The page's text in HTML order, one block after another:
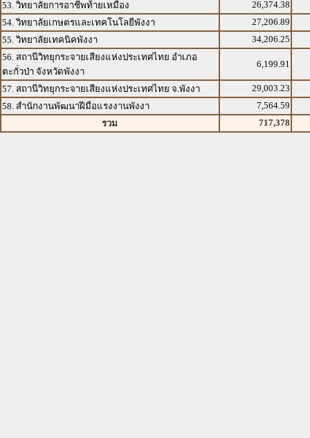
53. วิทยาลัยการอาชีพท้ายเหมือง
26,374.38
54. วิทยาลัยเกษตรและเทคโนโลยีพังงา
27,206.89
55. วิทยาลัยเทคนิคพังงา
34,206.25
56. สถานีวิทยุกระจายเสียงแห่งประเทศไทย อำเภอ
ตะกั่วป่า จังหวัดพังงา
6,199.91
57. สถานีวิทยุกระจายเสียงแห่งประเทศไทย จ.พังงา
29,003.23
58. สำนักงานพัฒนาฝีมือแรงงานพังงา
7,564.59
รวม
717,378